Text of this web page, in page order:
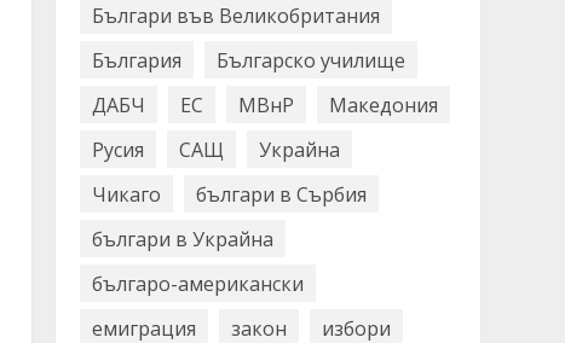
Българи във Великобритания
България
Българско училище
ДАБЧ
ЕС МВнР
Македония
Русия
САЩ
Украйна
Чикаго
българи в Сърбия
българи в Украйна
българо-американски
емиграция
закон
избори